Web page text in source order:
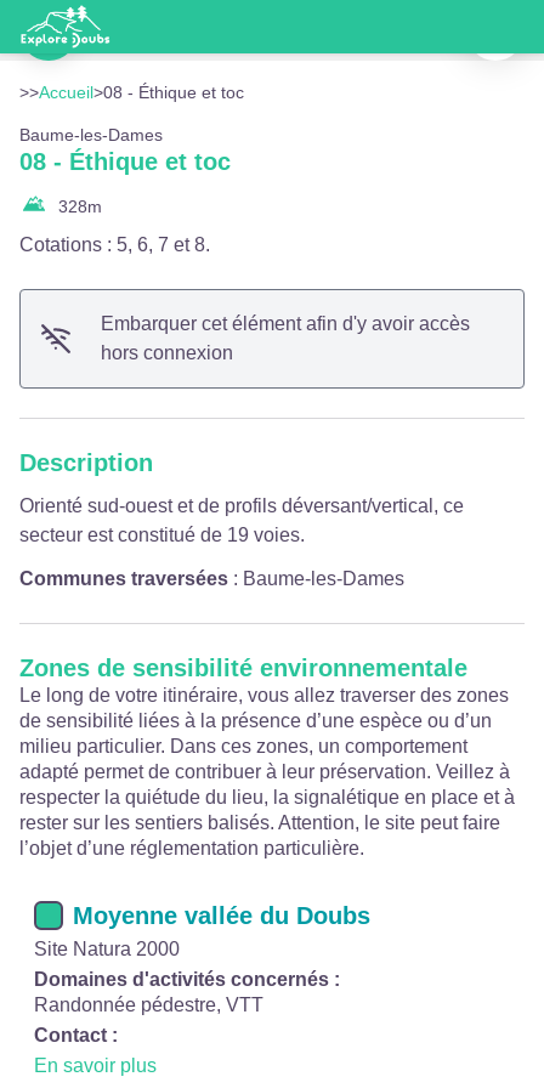
08 - Éthique et toc
Voir l'image en plein écran
>>Accueil>08 - Éthique et toc
Baume-les-Dames
08 - Éthique et toc
328m
Cotations : 5, 6, 7 et 8.
Embarquer cet élément afin d'y avoir accès
hors connexion
Description
Orienté sud-ouest et de profils déversant/vertical, ce
secteur est constitué de 19 voies.
Communes traversées : Baume-les-Dames
Zones de sensibilité environnementale
Le long de votre itinéraire, vous allez traverser des zones
de sensibilité liées à la présence d’une espèce ou d’un
milieu particulier. Dans ces zones, un comportement
adapté permet de contribuer à leur préservation. Veillez à
respecter la quiétude du lieu, la signalétique en place et à
rester sur les sentiers balisés. Attention, le site peut faire
l’objet d’une réglementation particulière.
Moyenne vallée du Doubs
Site Natura 2000
Domaines d'activités concernés :
Randonnée pédestre, VTT
Contact :
En savoir plus